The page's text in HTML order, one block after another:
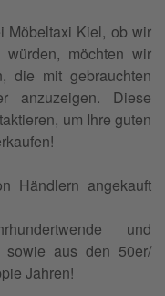
Möbeltaxi Kiel, ob wir
würden, möchten wir
die mit gebrauchten
anzuzeigen. Diese
um Ihre guten
Händlern angekauft
und
sowie aus den 50er/
Jahren!